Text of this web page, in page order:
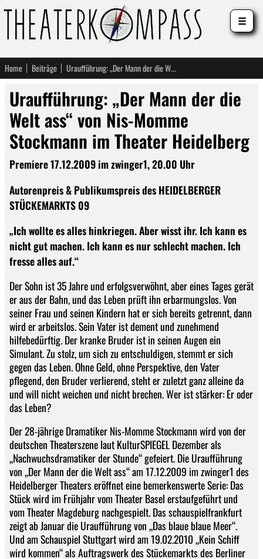
Home Beiträge Uraufführung: „Der Mann der die Welt ass“ von Nis-Momme Stockmann im Theater Heidelberg
Uraufführung: „Der Mann der die
Welt ass“ von Nis-Momme
Stockmann im Theater Heidelberg
Premiere 17.12.2009 im zwinger1, 20.00 Uhr
Autorenpreis & Publikumspreis des HEIDELBERGER
STÜCKEMARKTS 09
„Ich wollte es alles hinkriegen. Aber wisst ihr. Ich kann es
nicht gut machen. Ich kann es nur schlecht machen. Ich
fresse alles auf.“
Der Sohn ist 35 Jahre und erfolgsverwöhnt, aber eines Tages gerät
er aus der Bahn, und das Leben prüft ihn erbarmungslos. Von
seiner Frau und seinen Kindern hat er sich bereits getrennt, dann
wird er arbeitslos. Sein Vater ist dement und zunehmend
hilfebedürftig. Der kranke Bruder ist in seinen Augen ein
Simulant. Zu stolz, um sich zu entschuldigen, stemmt er sich
gegen das Leben. Ohne Geld, ohne Perspektive, den Vater
pflegend, den Bruder verlierend, steht er zuletzt ganz alleine da
und will nicht weichen und nicht brechen. Wer ist stärker: Er oder
das Leben?
Der 28-jährige Dramatiker Nis-Momme Stockmann wird von der
deutschen Theaterszene laut KulturSPIEGEL Dezember als
„Nachwuchsdramatiker der Stunde“ gefeiert. Die Uraufführung
von „Der Mann der die Welt ass“ am 17.12.2009 im zwinger1 des
Heidelberger Theaters eröffnet eine bemerkenswerte Serie: Das
Stück wird im Frühjahr vom Theater Basel erstaufgeführt und
vom Theater Magdeburg nachgespielt. Das schauspielfrankfurt
zeigt ab Januar die Uraufführung von „Das blaue blaue Meer“.
Und am Schauspiel Stuttgart wird am 19.02.2010 „Kein Schiff
wird kommen“ als Auftragswerk des Stückemarkts des Berliner
☰